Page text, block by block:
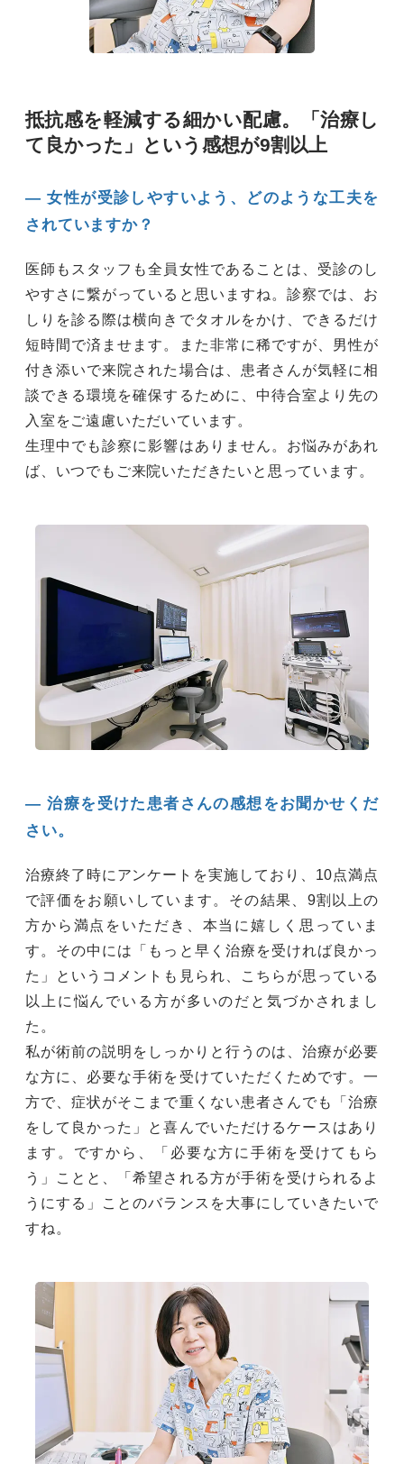
抵抗感を軽減する細かい配慮。「治療し
て良かった」という感想が9割以上
― 女性が受診しやすいよう、どのような工夫を
されていますか？
医師もスタッフも全員女性であることは、受診のし
やすさに繋がっていると思いますね。診察では、お
しりを診る際は横向きでタオルをかけ、できるだけ
短時間で済ませます。また非常に稀ですが、男性が
付き添いで来院された場合は、患者さんが気軽に相
談できる環境を確保するために、中待合室より先の
入室をご遠慮いただいています。
生理中でも診察に影響はありません。お悩みがあれ
ば、いつでもご来院いただきたいと思っています。
― 治療を受けた患者さんの感想をお聞かせくだ
さい。
治療終了時にアンケートを実施しており、10点満点
で評価をお願いしています。その結果、9割以上の
方から満点をいただき、本当に嬉しく思っていま
す。その中には「もっと早く治療を受ければ良かっ
た」というコメントも見られ、こちらが思っている
以上に悩んでいる方が多いのだと気づかされまし
た。
私が術前の説明をしっかりと行うのは、治療が必要
な方に、必要な手術を受けていただくためです。一
方で、症状がそこまで重くない患者さんでも「治療
をして良かった」と喜んでいただけるケースはあり
ます。ですから、「必要な方に手術を受けてもら
う」ことと、「希望される方が手術を受けられるよ
うにする」ことのバランスを大事にしていきたいで
すね。